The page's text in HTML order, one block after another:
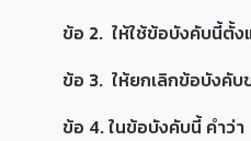
ข้อ 2. ให้ใช้ข้อบังคับนี้ตั้งแต่
ข้อ 3. ให้ยกเลิกข้อบังคับขอ
ข้อ 4. ในข้อบังคับนี้ คำว่า